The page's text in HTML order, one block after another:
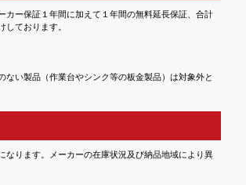
カー保証１年間に加えて１年間の無料延長保証、合計
しております。
ない製品（作業台やシンク等の板金製品）は対象外と
なります。メーカーの在庫状況及び納品地域により異